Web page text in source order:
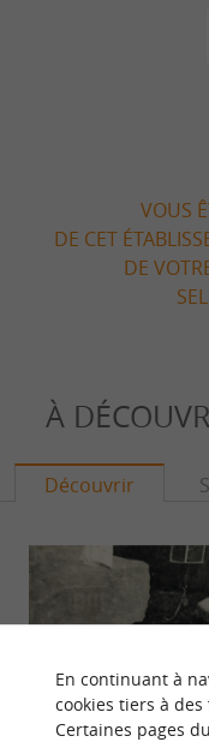
VOUS
DE CET
DE
À
Découvrir
En continuant à
cookies tiers à des
Certaines pages